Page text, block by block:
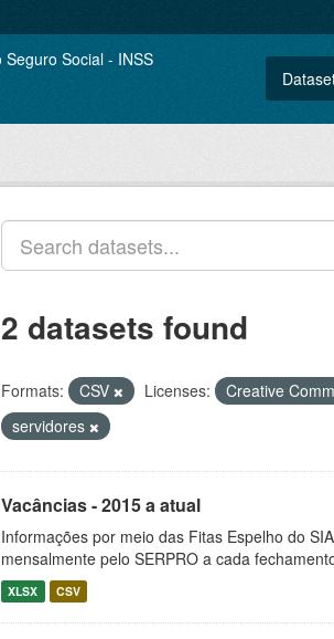
2 datasets found
Formats: CSV Licenses: Creative
servidores
Vacâncias - 2015 a atual
Informações por meio das Fitas Espelho do
mensalmente pelo SERPRO a cada
XLSX CSV